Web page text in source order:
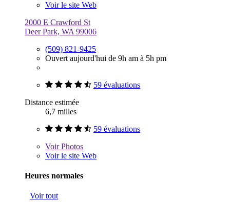
Voir le site Web
2000 E Crawford St
Deer Park, WA 99006
(509) 821-9425
Ouvert aujourd'hui de 9h am à 5h pm
59 évaluations
Distance estimée
6,7 milles
59 évaluations
VoirPhotos
Voir le site Web
Heures normales
Voir tout